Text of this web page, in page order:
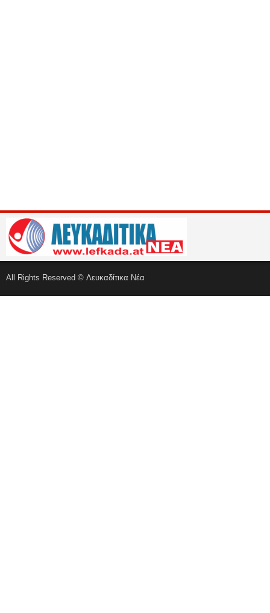
All Rights Reserved © Λευκαδίτικα Νέα